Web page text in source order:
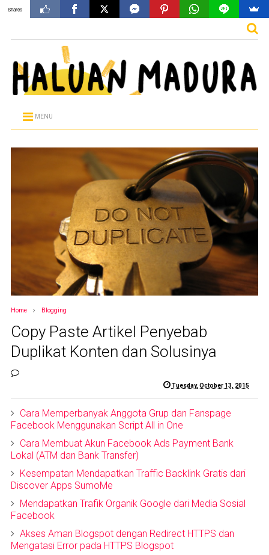
MENU
Home Blogging
Copy Paste Artikel Penyebab
Duplikat Konten dan Solusinya
Tuesday, October 13, 2015
Cara Memperbanyak Anggota Grup dan Fanspage
Facebook Menggunakan Script All in One
Cara Membuat Akun Facebook Ads Payment Bank
Lokal (ATM dan Bank Transfer)
Kesempatan Mendapatkan Traffic Backlink Gratis dari
Discover Apps SumoMe
Mendapatkan Trafik Organik Google dari Media Sosial
Facebook
Akses Aman Blogspot dengan Redirect HTTPS dan
Mengatasi Error pada HTTPS Blogspot
Shares